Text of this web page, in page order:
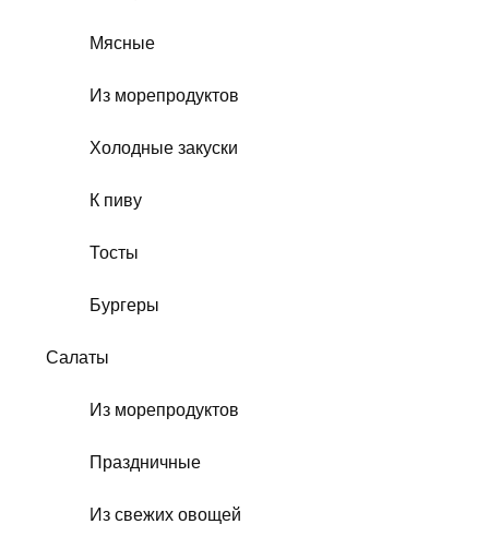
Мясные
Из морепродуктов
Холодные закуски
К пиву
Тосты
Бургеры
Салаты
Из морепродуктов
Праздничные
Из свежих овощей